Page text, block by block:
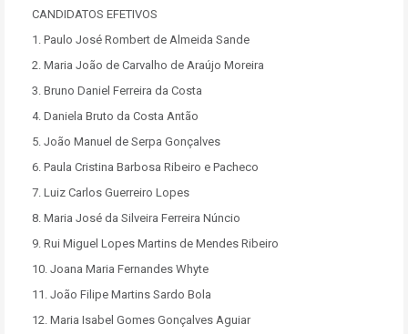
CANDIDATOS EFETIVOS
1. Paulo José Rombert de Almeida Sande
2. Maria João de Carvalho de Araújo Moreira
3. Bruno Daniel Ferreira da Costa
4. Daniela Bruto da Costa Antão
5. João Manuel de Serpa Gonçalves
6. Paula Cristina Barbosa Ribeiro e Pacheco
7. Luiz Carlos Guerreiro Lopes
8. Maria José da Silveira Ferreira Núncio
9. Rui Miguel Lopes Martins de Mendes Ribeiro
10. Joana Maria Fernandes Whyte
11. João Filipe Martins Sardo Bola
12. Maria Isabel Gomes Gonçalves Aguiar